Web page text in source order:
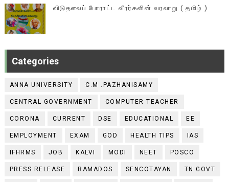
விடுதலைப் போராட்ட வீரர்களின் வரலாறு ( தமிழ் )
Categories
ANNA UNIVERSITY C.M .PAZHANISAMY
CENTRAL GOVERNMENT COMPUTER TEACHER
CORONA CURRENT DSE EDUCATIONAL EE
EMPLOYMENT EXAM GOD HEALTH TIPS IAS
IFHRMS JOB KALVI MODI NEET POSCO
PRESS RELEASE RAMADOS SENCOTAYAN TN GOVT